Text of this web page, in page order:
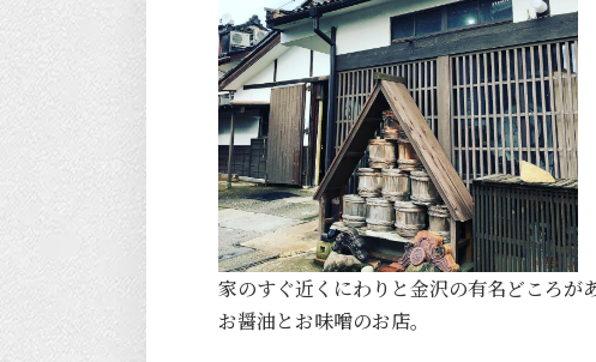
家のすぐ近くにわりと金沢の有名どころが
お醤油とお味噌のお店。